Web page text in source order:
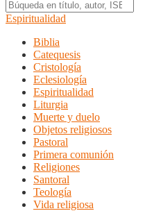
Espiritualidad
Biblia
Catequesis
Cristología
Eclesiología
Espiritualidad
Liturgia
Muerte y duelo
Objetos religiosos
Pastoral
Primera comunión
Religiones
Santoral
Teología
Vida religiosa